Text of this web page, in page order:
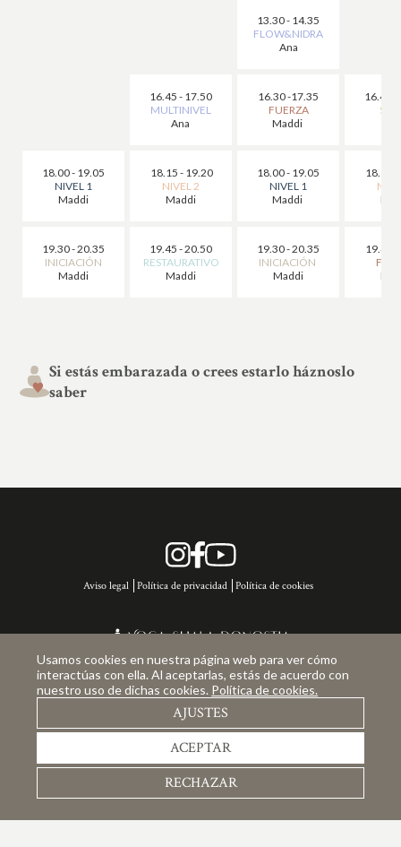
13.30 - 14.35
FLOW&NIDRA
Ana
16.45 - 17.50
MULTINIVEL
Ana
16.30 -17.35
FUERZA
Maddi
16.45 -
18.00 - 19.05
NIVEL 1
Maddi
18.15 - 19.20
NIVEL 2
Maddi
18.00 - 19.05
NIVEL 1
Maddi
18.15
19.30 - 20.35
INICIACIÓN
Maddi
19.45 - 20.50
RESTAURATIVO
Maddi
19.30 - 20.35
INICIACIÓN
Maddi
19.45
Si estás embarazada o crees estarlo háznoslo
saber
Copyright © 2026 Yoga Shala Donostia, Gipuzkoa. Todos los derechos reservados.
Aviso legal Política de privacidad Política de cookies
Financiado por la Unión Europea - NextGenerationEU
Usamos cookies en nuestra página web para ver cómo
interactúas con ella. Al aceptarlas, estás de acuerdo con
nuestro uso de dichas cookies. Política de cookies.
AJUSTES
ACEPTAR
RECHAZAR